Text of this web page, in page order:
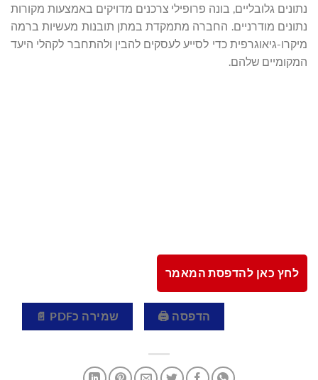
נתונים גלובליים, בונה פרופילי צרכנים מדויקים באמצעות מקורות
נתונים מודרניים. החברה מתמקדת במתן תובנות מעשיות ברמה
מיקרו-גיאוגרפית כדי לסייע לעסקים להבין ולהתחבר לקהלי היעד
המקומיים שלהם.
לחץ כאן להדפסת המאמר
הדפסה 🖨 שמירה כPDF 📄